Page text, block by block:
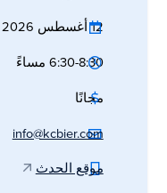
12 أغسطس 2026
6:30-8:30 مساءً
مجانًا
info@kcbier.com
موقع الحدث